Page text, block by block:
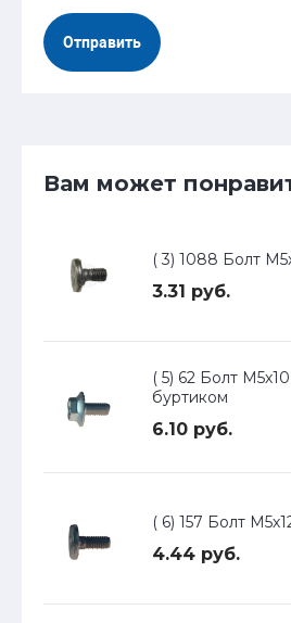
Отправить
Вам может
( 3) 1088 Болт
3.31 руб.
( 5) 62 Болт
буртиком
6.10 руб.
( 6) 157 Болт
4.44 руб.